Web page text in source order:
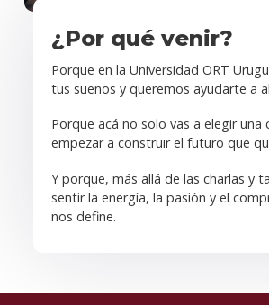
¿Por qué venir?
Porque en la Universidad ORT
tus sueños y queremos ayudarte a
Porque acá no solo vas a elegir una
empezar a construir el futuro que
Y porque, más allá de las charlas y
sentir la energía, la pasión y el
nos define.